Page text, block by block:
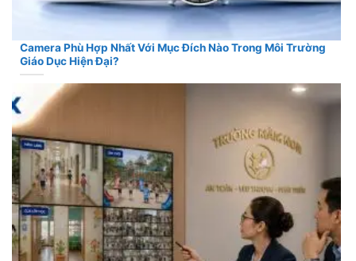
Camera Phù Hợp Nhất Với Mục Đích Nào Trong Môi Trường
Giáo Dục Hiện Đại?